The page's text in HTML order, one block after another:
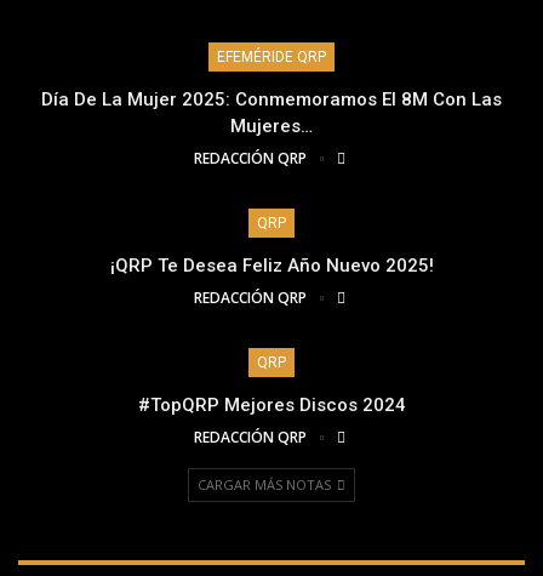
EFEMÉRIDE QRP
Día De La Mujer 2025: Conmemoramos El 8M Con Las
Mujeres…
REDACCIÓN QRP
QRP
¡QRP Te Desea Feliz Año Nuevo 2025!
REDACCIÓN QRP
QRP
#TopQRP Mejores Discos 2024
REDACCIÓN QRP
CARGAR MÁS NOTAS